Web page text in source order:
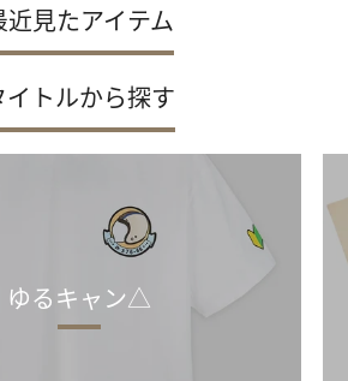
近見たアイテム
イトルから探す
ゆるキャン△